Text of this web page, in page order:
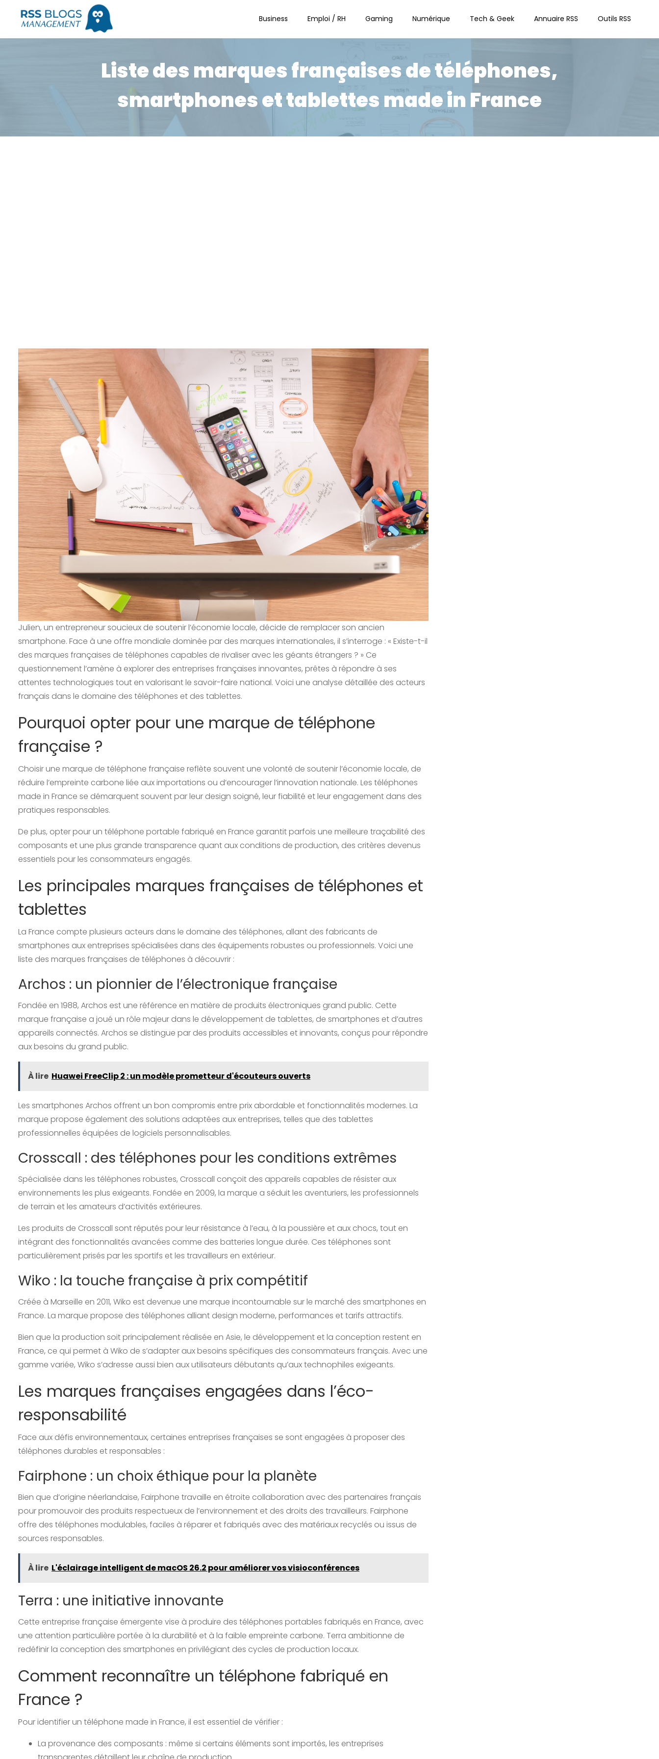
Business Emploi / RH Gaming Numérique Tech & Geek Annuaire RSS Outils RSS
Liste des marques françaises de téléphones,
smartphones et tablettes made in France
Julien, un entrepreneur soucieux de soutenir l’économie locale, décide de remplacer son ancien
smartphone. Face à une offre mondiale dominée par des marques internationales, il s’interroge : « Existe-t-il
des marques françaises de téléphones capables de rivaliser avec les géants étrangers ? » Ce
questionnement l’amène à explorer des entreprises françaises innovantes, prêtes à répondre à ses
attentes technologiques tout en valorisant le savoir-faire national. Voici une analyse détaillée des acteurs
français dans le domaine des téléphones et des tablettes.
Pourquoi opter pour une marque de téléphone
française ?
Choisir une marque de téléphone française reflète souvent une volonté de soutenir l’économie locale, de
réduire l’empreinte carbone liée aux importations ou d’encourager l’innovation nationale. Les téléphones
made in France se démarquent souvent par leur design soigné, leur fiabilité et leur engagement dans des
pratiques responsables.
De plus, opter pour un téléphone portable fabriqué en France garantit parfois une meilleure traçabilité des
composants et une plus grande transparence quant aux conditions de production, des critères devenus
essentiels pour les consommateurs engagés.
Les principales marques françaises de téléphones et
tablettes
La France compte plusieurs acteurs dans le domaine des téléphones, allant des fabricants de
smartphones aux entreprises spécialisées dans des équipements robustes ou professionnels. Voici une
liste des marques françaises de téléphones à découvrir :
Archos : un pionnier de l’électronique française
Fondée en 1988, Archos est une référence en matière de produits électroniques grand public. Cette
marque française a joué un rôle majeur dans le développement de tablettes, de smartphones et d’autres
appareils connectés. Archos se distingue par des produits accessibles et innovants, conçus pour répondre
aux besoins du grand public.
À lire Huawei FreeClip 2 : un modèle prometteur d'écouteurs ouverts
Les smartphones Archos offrent un bon compromis entre prix abordable et fonctionnalités modernes. La
marque propose également des solutions adaptées aux entreprises, telles que des tablettes
professionnelles équipées de logiciels personnalisables.
Crosscall : des téléphones pour les conditions extrêmes
Spécialisée dans les téléphones robustes, Crosscall conçoit des appareils capables de résister aux
environnements les plus exigeants. Fondée en 2009, la marque a séduit les aventuriers, les professionnels
de terrain et les amateurs d’activités extérieures.
Les produits de Crosscall sont réputés pour leur résistance à l’eau, à la poussière et aux chocs, tout en
intégrant des fonctionnalités avancées comme des batteries longue durée. Ces téléphones sont
particulièrement prisés par les sportifs et les travailleurs en extérieur.
Wiko : la touche française à prix compétitif
Créée à Marseille en 2011, Wiko est devenue une marque incontournable sur le marché des smartphones en
France. La marque propose des téléphones alliant design moderne, performances et tarifs attractifs.
Bien que la production soit principalement réalisée en Asie, le développement et la conception restent en
France, ce qui permet à Wiko de s’adapter aux besoins spécifiques des consommateurs français. Avec une
gamme variée, Wiko s’adresse aussi bien aux utilisateurs débutants qu’aux technophiles exigeants.
Les marques françaises engagées dans l’éco-
responsabilité
Face aux défis environnementaux, certaines entreprises françaises se sont engagées à proposer des
téléphones durables et responsables :
Fairphone : un choix éthique pour la planète
Bien que d’origine néerlandaise, Fairphone travaille en étroite collaboration avec des partenaires français
pour promouvoir des produits respectueux de l’environnement et des droits des travailleurs. Fairphone
offre des téléphones modulables, faciles à réparer et fabriqués avec des matériaux recyclés ou issus de
sources responsables.
À lire L'éclairage intelligent de macOS 26.2 pour améliorer vos visioconférences
Terra : une initiative innovante
Cette entreprise française émergente vise à produire des téléphones portables fabriqués en France, avec
une attention particulière portée à la durabilité et à la faible empreinte carbone. Terra ambitionne de
redéfinir la conception des smartphones en privilégiant des cycles de production locaux.
Comment reconnaître un téléphone fabriqué en
France ?
Pour identifier un téléphone made in France, il est essentiel de vérifier :
La provenance des composants : même si certains éléments sont importés, les entreprises